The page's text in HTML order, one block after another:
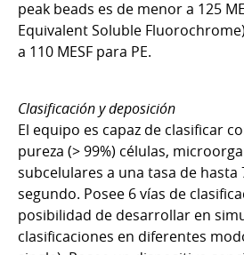
peak beads es de menor a 125
Equivalent Soluble
a 110 MESF para PE.
Clasificación y deposición
El equipo es capaz de clasificar
pureza (> 99%) células,
subcelulares a una tasa de hasta
segundo. Posee 6 vías de
posibilidad de desarrollar en
clasificaciones en diferentes